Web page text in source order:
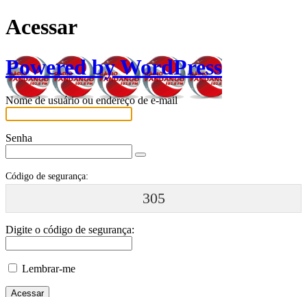
Acessar
Powered by WordPress
Nome de usuário ou endereço de e-mail
Senha
Código de segurança:
305
Digite o código de segurança:
Lembrar-me